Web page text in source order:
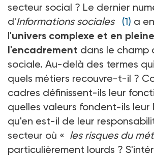
secteur social ? Le dernier
d'Informations sociales (1) a
l'univers complexe et en
l'encadrement dans le champ
sociale. Au-delà des termes
quels métiers recouvre-t-il ?
cadres définissent-ils leur
quelles valeurs fondent-ils leur
qu'en est-il de leur
secteur où « les risques du
particulièrement lourds ?